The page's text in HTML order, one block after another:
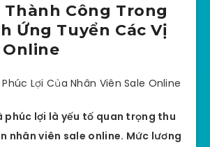
Thành Công Trong
Ứng Tuyển Các Vị
Online
Lợi Của Nhân Viên Sale Online
phúc lợi là yếu tố quan trọng thu
nhân viên sale online. Mức lương